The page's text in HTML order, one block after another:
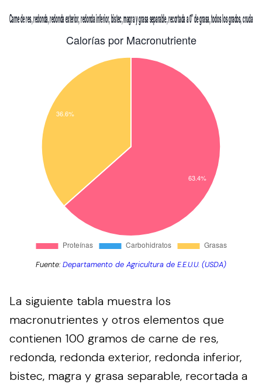
Fuente:Departamento de Agricultura de E.E.U.U. (USDA)
La siguiente tabla muestra los
macronutrientes y otros elementos que
contienen 100 gramos de carne de res,
redonda, redonda exterior, redonda inferior,
bistec, magra y grasa separable, recortada a